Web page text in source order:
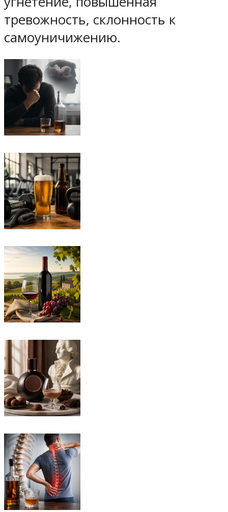
тревожность, склонность к
самоуничижению.